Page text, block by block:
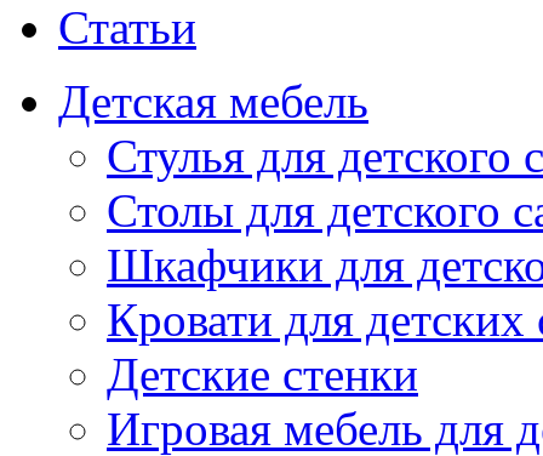
Статьи
Детская мебель
Стулья для детского
Столы для детского
Шкафчики для
Кровати для детских
Детские стенки
Игровая мебель для